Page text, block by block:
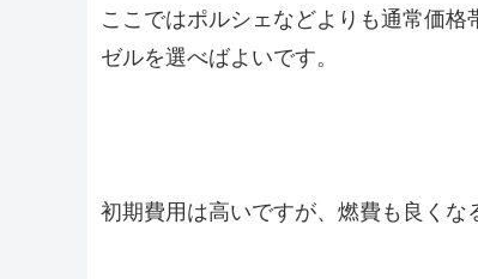
ここではポルシェなどよりも通常価
ゼルを選べばよいです。
初期費用は高いですが、燃費も良くな